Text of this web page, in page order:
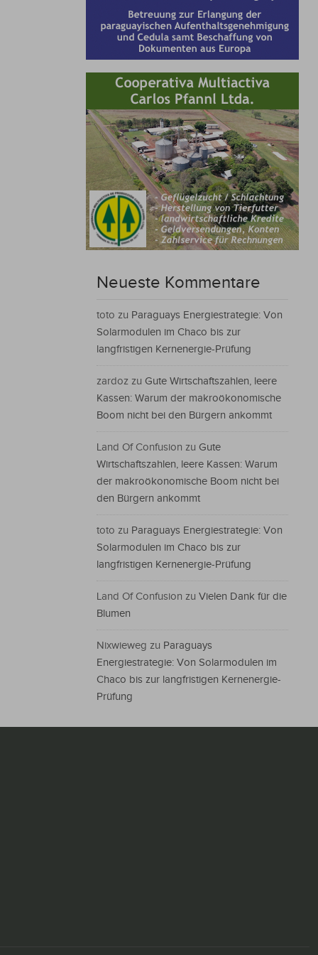
Neueste Kommentare
toto zu Paraguays Energiestrategie: Von
Solarmodulen im Chaco bis zur
langfristigen Kernenergie-Prüfung
zardoz zu Gute Wirtschaftszahlen, leere
Kassen: Warum der makroökonomische
Boom nicht bei den Bürgern ankommt
Land Of Confusion zu Gute
Wirtschaftszahlen, leere Kassen: Warum
der makroökonomische Boom nicht bei
den Bürgern ankommt
toto zu Paraguays Energiestrategie: Von
Solarmodulen im Chaco bis zur
langfristigen Kernenergie-Prüfung
Land Of Confusion zu Vielen Dank für die
Blumen
Nixwieweg zu Paraguays
Energiestrategie: Von Solarmodulen im
Chaco bis zur langfristigen Kernenergie-
Prüfung